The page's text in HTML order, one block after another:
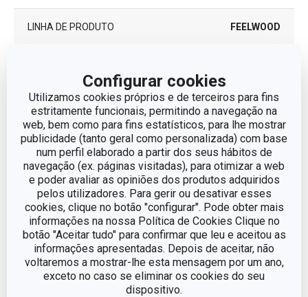
Configurar cookies
Utilizamos cookies próprios e de terceiros para fins
estritamente funcionais, permitindo a navegação na
web, bem como para fins estatísticos, para lhe mostrar
publicidade (tanto geral como personalizada) com base
num perfil elaborado a partir dos seus hábitos de
navegação (ex. páginas visitadas), para otimizar a web
e poder avaliar as opiniões dos produtos adquiridos
pelos utilizadores. Para gerir ou desativar esses
cookies, clique no botão "configurar". Pode obter mais
informações na nossa Política de Cookies Clique no
botão "Aceitar tudo" para confirmar que leu e aceitou as
informações apresentadas. Depois de aceitar, não
voltaremos a mostrar-lhe esta mensagem por um ano,
exceto no caso se eliminar os cookies do seu
dispositivo.
LINHA DE PRODUTO FEELWOOD
TIPO faca trinchante
CORES Castanho
MÁQUINA DE LAVAR
LOUÇA
Não
EAN 8595028404012
GARANTIA (EM ANOS) 5